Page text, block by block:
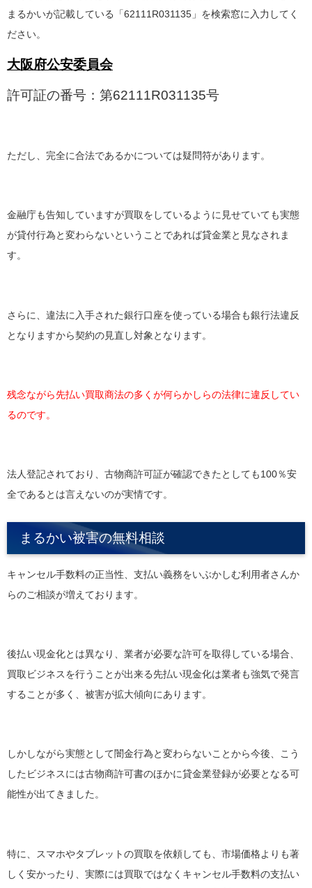
まるかいが記載している「62111R031135」を検索窓に入力してく
ださい。
大阪府公安委員会
許可証の番号：第62111R031135号
ただし、完全に合法であるかについては疑問符があります。
金融庁も告知していますが買取をしているように見せていても実態
が貸付行為と変わらないということであれば貸金業と見なされま
す。
さらに、違法に入手された銀行口座を使っている場合も銀行法違反
となりますから契約の見直し対象となります。
残念ながら先払い買取商法の多くが何らかしらの法律に違反してい
るのです。
法人登記されており、古物商許可証が確認できたとしても100％安
全であるとは言えないのが実情です。
まるかい被害の無料相談
キャンセル手数料の正当性、支払い義務をいぶかしむ利用者さんか
らのご相談が増えております。
後払い現金化とは異なり、業者が必要な許可を取得している場合、
買取ビジネスを行うことが出来る先払い現金化は業者も強気で発言
することが多く、被害が拡大傾向にあります。
しかしながら実態として闇金行為と変わらないことから今後、こう
したビジネスには古物商許可書のほかに貸金業登録が必要となる可
能性が出てきました。
特に、スマホやタブレットの買取を依頼しても、市場価格よりも著
しく安かったり、実際には買取ではなくキャンセル手数料の支払い